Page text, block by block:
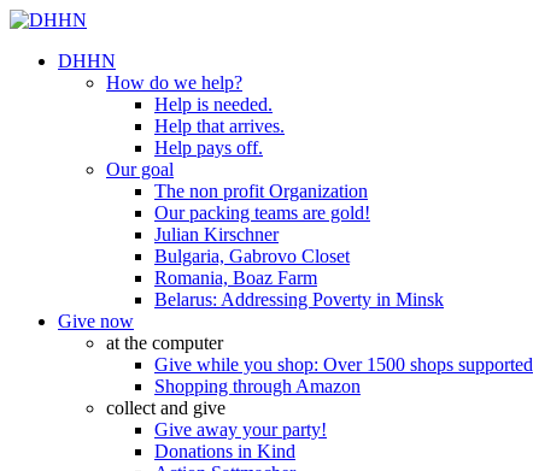
DHHN
How do we help?
Help is needed.
Help that arrives.
Help pays off.
Our goal
The non profit Organization
Our packing teams are gold!
Julian Kirschner
Bulgaria, Gabrovo Closet
Romania, Boaz Farm
Belarus: Addressing Poverty in Minsk
Give now
at the computer
Give while you shop: Over 1500 shops supported
Shopping through Amazon
collect and give
Give away your party!
Donations in Kind